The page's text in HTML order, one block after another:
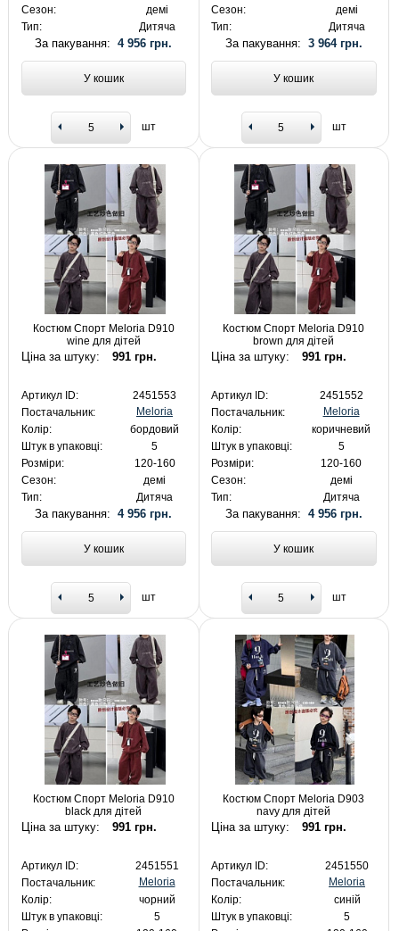
Сезон:
демі
Тип:
Дитяча
За пакування:4 956 грн.
У кошик
шт
Сезон:
демі
Тип:
Дитяча
За пакування: 3 964 грн.
У кошик
шт
Костюм Спорт Meloria D910
wine для дітей
Ціна за штуку: 991 грн.
Артикул ID:
2451553
Постачальник:
Meloria
Колір:
бордовий
Штук в упаковці:
5
Розміри:
120-160
Сезон:
демі
Тип:
Дитяча
За пакування:4 956 грн.
У кошик
шт
Костюм Спорт Meloria D910
brown для дітей
Ціна за штуку: 991 грн.
Артикул ID:
2451552
Постачальник:
Meloria
Колір:
коричневий
Штук в упаковці:
5
Розміри:
120-160
Сезон:
демі
Тип:
Дитяча
За пакування: 4 956 грн.
У кошик
шт
Костюм Спорт Meloria D910
black для дітей
Ціна за штуку: 991 грн.
Артикул ID:
2451551
Постачальник:
Meloria
Колір:
чорний
Штук в упаковці:
5
Костюм Спорт Meloria D903
navy для дітей
Ціна за штуку: 991 грн.
Артикул ID:
2451550
Постачальник:
Meloria
Колір:
синій
Штук в упаковці:
5